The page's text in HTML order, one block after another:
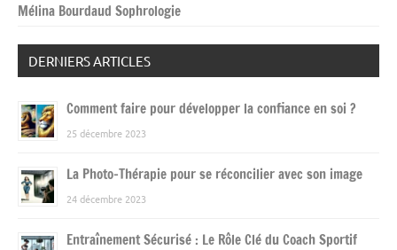
Mélina Bourdaud Sophrologie
DERNIERS ARTICLES
Comment faire pour développer la confiance en soi ?
25 décembre 2023
La Photo-Thérapie pour se réconcilier avec son image
24 décembre 2023
Entraînement Sécurisé : Le Rôle Clé du Coach Sportif